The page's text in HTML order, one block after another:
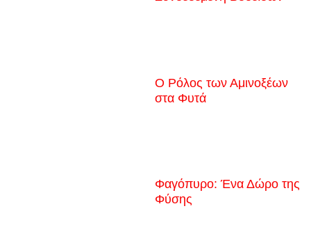
Ο Ρόλος των Αμινοξέων
στα Φυτά
Φαγόπυρο: Ένα Δώρο της
Φύσης